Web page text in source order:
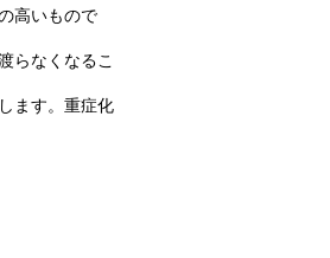
高いもので
らなくなるこ
ます。重症化